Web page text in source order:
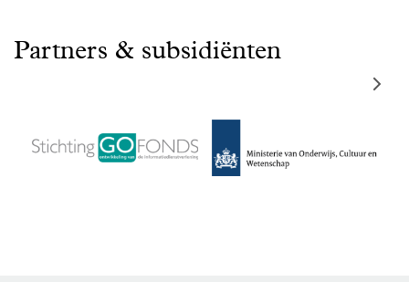
Partners & subsidiënten